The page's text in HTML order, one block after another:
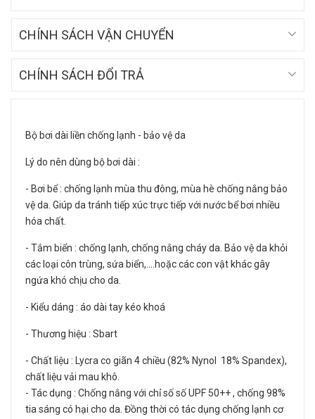
CHÍNH SÁCH VẬN CHUYỂN
CHÍNH SÁCH ĐỔI TRẢ
Bộ bơi dài liền chống lạnh - bảo vệ da
Lý do nên dùng bộ bơi dài :
- Bơi bể : chống lạnh mùa thu đông, mùa hè chống nắng bảo
vệ da. Giúp da tránh tiếp xúc trực tiếp với nước bể bơi nhiều
hóa chất.
- Tắm biển : chống lạnh, chống nắng cháy da. Bảo vệ da khỏi
các loại côn trùng, sứa biển,....hoặc các con vật khác gây
ngứa khó chịu cho da.
- Kiểu dáng : áo dài tay kéo khoá
- Thương hiệu : Sbart
- Chất liệu : Lycra co giãn 4 chiều (82% Nynol 18% Spandex),
chất liệu vải mau khô.
- Tác dụng : Chống nắng với chỉ số số UPF 50++ , chống 98%
tia sáng có hại cho da. Đồng thời có tác dụng chống lạnh cơ